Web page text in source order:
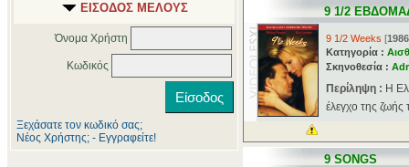
ΕΙΣΟΔΟΣ ΜΕΛΟΥΣ
Όνομα Χρήστη
Κωδικός
Ξεχάσατε τον κωδικό σας;
Νέος Χρήστης; - Εγγραφείτε!
9 1/2
9 1/2 Weeks [1986
Κατηγορία :
Σκηνοθεσία :
Περίληψη : Η
έλεγχο της ζωής
9 SONGS